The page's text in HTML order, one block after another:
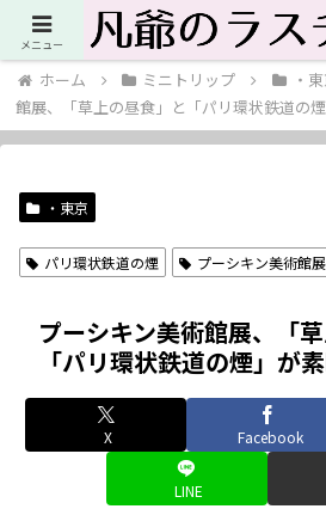
人生これからこれから！ただのジジイ
ホーム ミニトリップ ・
館展、「草上の昼食」と「パリ環状鉄道の煙
・東京
パリ環状鉄道の煙 プーシキン美術館展
プーシキン美術館展、「
「パリ環状鉄道の煙」が
X Facebook
LINE
メニュー